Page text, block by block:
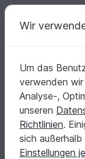
Deine
Startseite Häkeln
Häkelanleitung
zum
Wir
Um das
verwenden
Analyse-,
unseren
Richtlinien.
sich
Einstellungen